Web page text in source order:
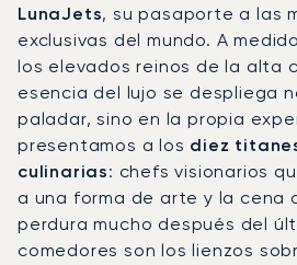
LunaJets, su pasaporte a las
exclusivas del mundo. A
los elevados reinos de la alta
esencia del lujo se despliega
paladar, sino en la propia
presentamos a los diez
culinarias: chefs visionarios
a una forma de arte y la cena
perdura mucho después del
comedores son los lienzos